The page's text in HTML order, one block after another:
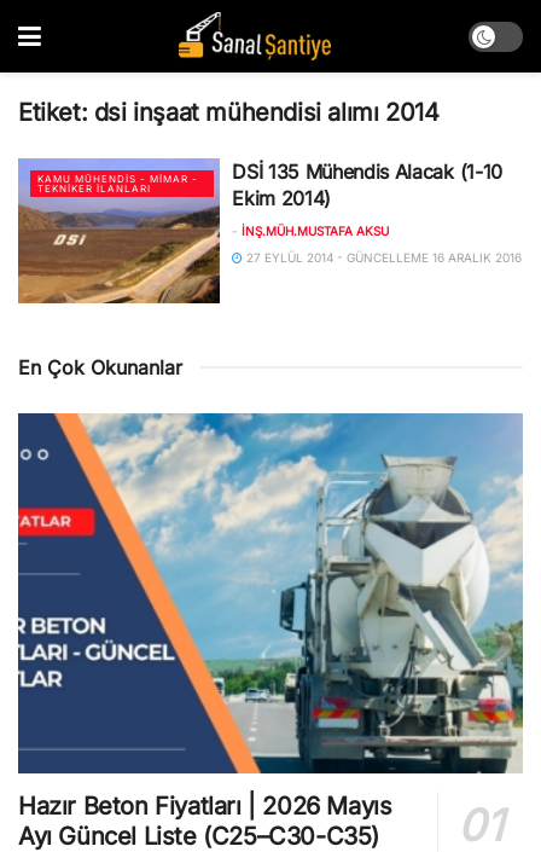
Etiket: dsi inşaat mühendisi alımı 2014
KAMU MÜHENDIS - MIMAR -
TEKNIKER İLANLARI
DSİ 135 Mühendis Alacak (1-10
Ekim 2014)
- İNŞ.MÜH.MUSTAFA AKSU
27 EYLÜL 2014 - GÜNCELLEME 16 ARALIK 2016
En Çok Okunanlar
Hazır Beton Fiyatları | 2026 Mayıs
Ayı Güncel Liste (C25–C30-C35)